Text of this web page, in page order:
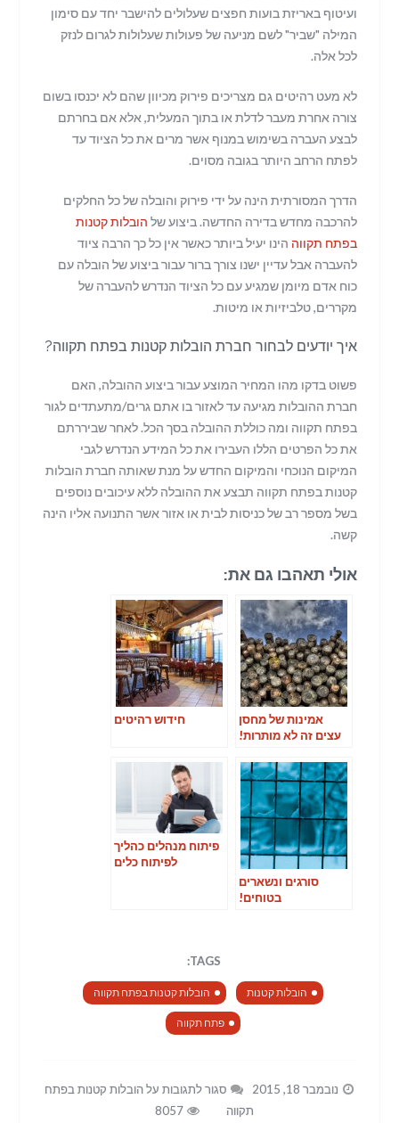
ועיטוף באריזת בועות חפצים שעלולים להישבר יחד עם סימון
המילה "שביר" לשם מניעה של פעולות שעלולות לגרום לנזק
לכל אלה.
לא מעט רהיטים גם מצריכים פירוק מכיוון שהם לא יכנסו בשום
צורה אחרת מעבר לדלת או בתוך המעלית, אלא אם בחרתם
לבצע העברה בשימוש במנוף אשר מרים את כל הציוד עד
לפתח הרחב היותר בגובה מסוים.
הדרך המסורתית הינה על ידי פירוק והובלה של כל החלקים
להרכבה מחדש בדירה החדשה. ביצוע של הובלות קטנות
בפתח תקווה הינו יעיל ביותר כאשר אין כל כך הרבה ציוד
להעברה אבל עדיין ישנו צורך ברור עבור ביצוע של הובלה עם
כוח אדם מיומן שמגיע עם כל הציוד הנדרש להעברה של
מקררים, טלביזיות או מיטות.
איך יודעים לבחור חברת הובלות קטנות בפתח תקווה?
פשוט בדקו מהו המחיר המוצע עבור ביצוע ההובלה, האם
חברת ההובלות מגיעה עד לאזור בו אתם גרים/מתעתדים לגור
בפתח תקווה ומה כוללת ההובלה בסך הכל. לאחר שביררתם
את כל הפרטים הללו העבירו את כל המידע הנדרש לגבי
המיקום הנוכחי והמיקום החדש על מנת שאותה חברת הובלות
קטנות בפתח תקווה תבצע את ההובלה ללא עיכובים נוספים
בשל מספר רב של כניסות לבית או אזור אשר התנועה אליו הינה
קשה.
אולי תאהבו גם את:
אמינות של מחסן
עצים זה לא מותרות!
חידוש רהיטים
סורגים ונשארים
בטוחים!
פיתוח מנהלים כהליך
לפיתוח כלים
TAGS:
הובלות קטנות הובלות קטנות בפתח תקווה
פתח תקווה
נובמבר 18, 2015 סגור לתגובות על הובלות קטנות בפתח
תקווה
8057